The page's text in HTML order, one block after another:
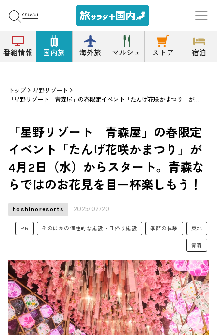
番組情報 国内旅 海外旅 マルシェ ストア 宿泊
トップ
星野リゾート
「星野リゾート 青森屋」の春限定イベント「たんげ花咲かまつり」が4月2日（水）からスタート。青森ならではのお花見を目一杯楽しもう！
「星野リゾート 青森屋」の春限定
イベント「たんげ花咲かまつり」が
4月2日（水）からスタート。青森な
らではのお花見を目一杯楽しもう！
hoshinoresorts 2025/02/20
PR そのほかの個性的な施設・日帰り施設 季節の体験 東北
青森